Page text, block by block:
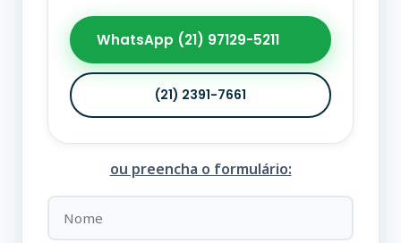
WhatsApp (21) 97129-5211
(21) 2391-7661
ou preencha o formulário: